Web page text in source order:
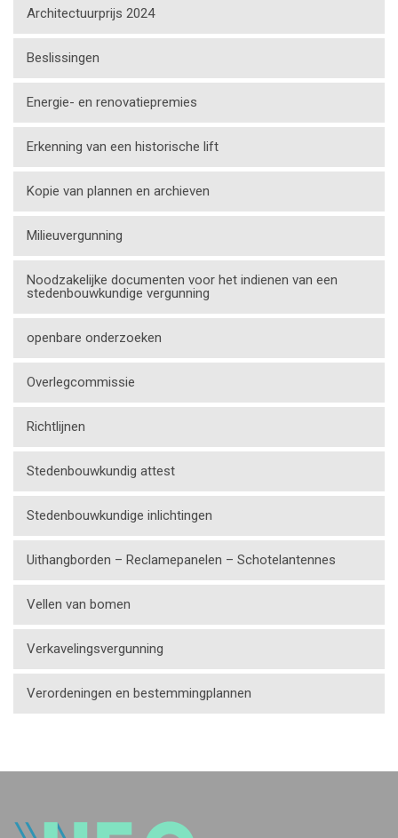
Architectuurprijs 2024
Beslissingen
Energie- en renovatiepremies
Erkenning van een historische lift
Kopie van plannen en archieven
Milieuvergunning
Noodzakelijke documenten voor het indienen van een
stedenbouwkundige vergunning
openbare onderzoeken
Overlegcommissie
Richtlijnen
Stedenbouwkundig attest
Stedenbouwkundige inlichtingen
Uithangborden – Reclamepanelen – Schotelantennes
Vellen van bomen
Verkavelingsvergunning
Verordeningen en bestemmingplannen